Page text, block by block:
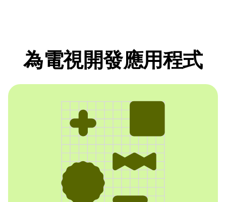
為電視開發應用程式